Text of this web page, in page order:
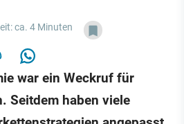
ca. 4 Minuten
war ein Weckruf für
Seitdem haben viele